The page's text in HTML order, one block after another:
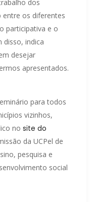
dos
entre os diferentes
participativa e o
disso, indica
desejar
apresentados.
para todos
vizinhos,
no site do
da UCPel de
pesquisa e
social